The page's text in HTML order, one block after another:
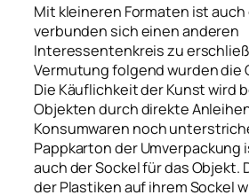
Mit kleineren Formaten ist
verbunden sich einen anderen
Interessentenkreis zu
Vermutung folgend wurden die
Die Käuflichkeit der Kunst wird
Objekten durch direkte
Konsumwaren noch
Pappkarton der
auch der Sockel für das Objekt.
der Plastiken auf ihrem Sockel